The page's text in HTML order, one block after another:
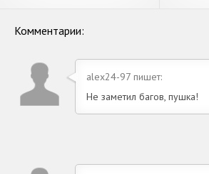
Комментарии:
alex24-97 пишет:
Не заметил багов, пушка!